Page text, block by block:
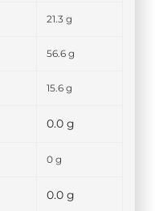
21.3 g
56.6 g
15.6 g
0.0 g
0 g
0.0 g